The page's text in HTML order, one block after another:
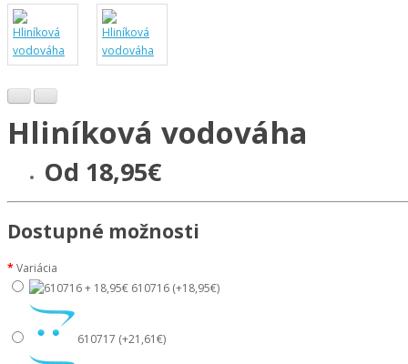
Hliníková vodováha
Od 18,95€
Dostupné možnosti
Variácia
610716 (+18,95€)
610717 (+21,61€)